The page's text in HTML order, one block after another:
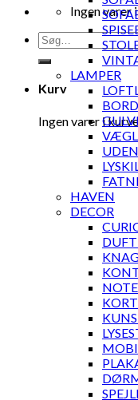
Ingen varer
Søg
efter:
Kurv
Ingen varer i
LAMPER
HAVEN
DECOR
KORT